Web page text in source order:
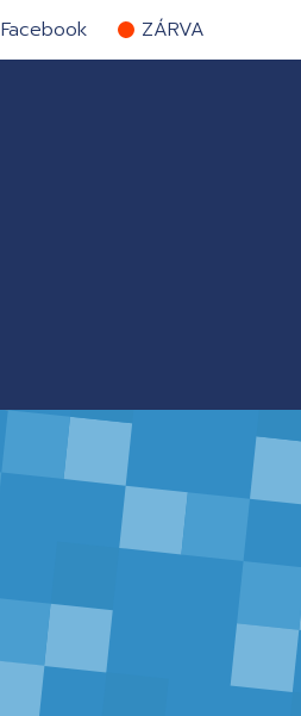
Facebook ZÁRVA